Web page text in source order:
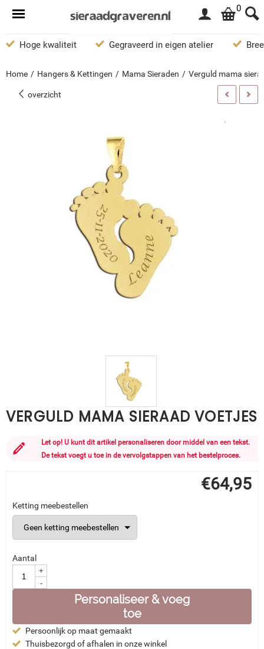
0
Hoge kwaliteit Gegraveerd in eigen atelier
Home / Hangers & Kettingen / Mama Sieraden / Verguld mama
overzicht
VERGULD MAMA SIERAAD VOETJES
Let op! U kunt dit artikel personaliseren door middel van een tekst.
De tekst voegt u toe in de vervolgstappen van het bestelproces.
€64,95
Ketting meebestellen
Aantal
+
-
Personaliseer & voeg
toe
Persoonlijk op maat gemaakt
Thuisbezorgd of afhalen in onze winkel